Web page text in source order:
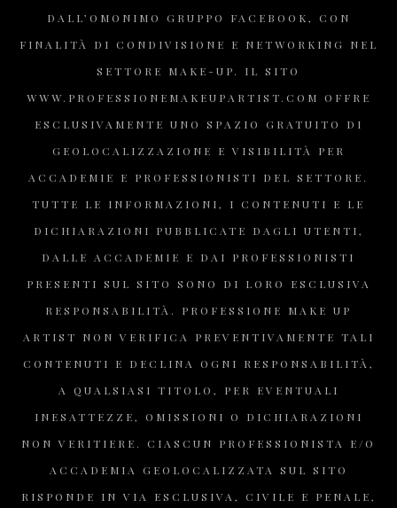
DALL’OMONIMO GRUPPO FACEBOOK, CON
FINALITÀ DI CONDIVISIONE E NETWORKING NEL
SETTORE MAKE-UP. IL SITO
WWW.PROFESSIONEMAKEUPARTIST.COM OFFRE
ESCLUSIVAMENTE UNO SPAZIO GRATUITO DI
GEOLOCALIZZAZIONE E VISIBILITÀ PER
ACCADEMIE E PROFESSIONISTI DEL SETTORE.
TUTTE LE INFORMAZIONI, I CONTENUTI E LE
DICHIARAZIONI PUBBLICATE DAGLI UTENTI,
DALLE ACCADEMIE E DAI PROFESSIONISTI
PRESENTI SUL SITO SONO DI LORO ESCLUSIVA
RESPONSABILITÀ. PROFESSIONE MAKE UP
ARTIST NON VERIFICA PREVENTIVAMENTE TALI
CONTENUTI E DECLINA OGNI RESPONSABILITÀ,
A QUALSIASI TITOLO, PER EVENTUALI
INESATTEZZE, OMISSIONI O DICHIARAZIONI
NON VERITIERE. CIASCUN PROFESSIONISTA E/O
ACCADEMIA GEOLOCALIZZATA SUL SITO
RISPONDE IN VIA ESCLUSIVA, CIVILE E PENALE,